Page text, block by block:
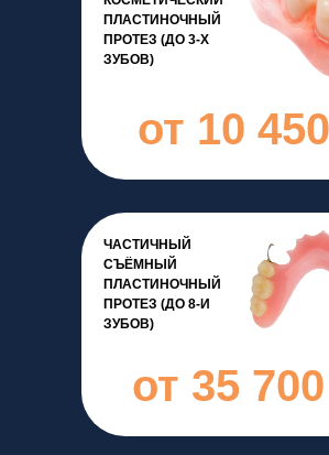
ЧАСТИЧНЫЙ
СЪЁМНЫЙ
ПЛАСТИНОЧНЫЙ
ПРОТЕЗ (ДО 8-И
ЗУБОВ)
от 35
ПЛАСТИНОЧНЫЙ
ПРОТЕЗ (ДО 3-Х
ЗУБОВ)
от 10